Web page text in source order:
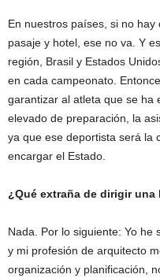
En nuestros países, si no hay
pasaje y hotel, ese no va. Y
región, Brasil y Estados
en cada campeonato.
garantizar al atleta que se ha
elevado de preparación, la
ya que ese deportista será la
encargar el Estado.
¿Qué extraña de dirigir una
Nada. Por lo siguiente: Yo he
y mi profesión de arquitecto
organización y planificación,